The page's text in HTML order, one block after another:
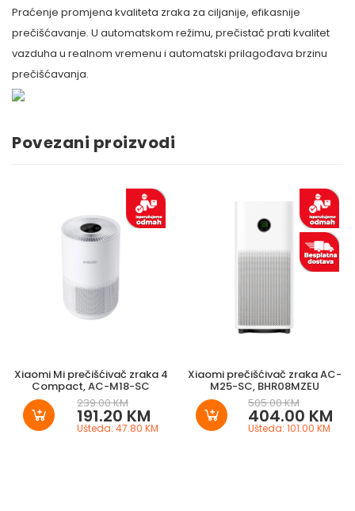
Praćenje promjena kvaliteta zraka za ciljanije, efikasnije
prečišćavanje. U automatskom režimu, prečistač prati kvalitet
vazduha u realnom vremenu i automatski prilagođava brzinu
prečišćavanja.
Povezani proizvodi
Xiaomi Mi prečišćivač zraka 4
Compact, AC-M18-SC
239.00 KM
191.20 KM
Ušteda: 47.80 KM
Xiaomi prečišćivač zraka AC-
M25-SC, BHR08MZEU
505.00 KM
404.00 KM
Ušteda: 101.00 KM